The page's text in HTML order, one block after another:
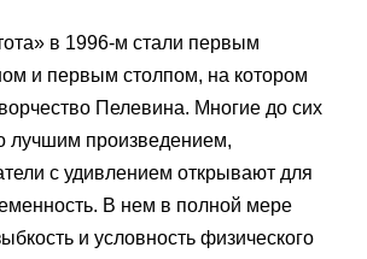
в 1996-м стали первым
и первым столпом, на котором
Пелевина. Многие до сих
лучшим произведением,
с удивлением открывают для
В нем в полной мере
и условность физического